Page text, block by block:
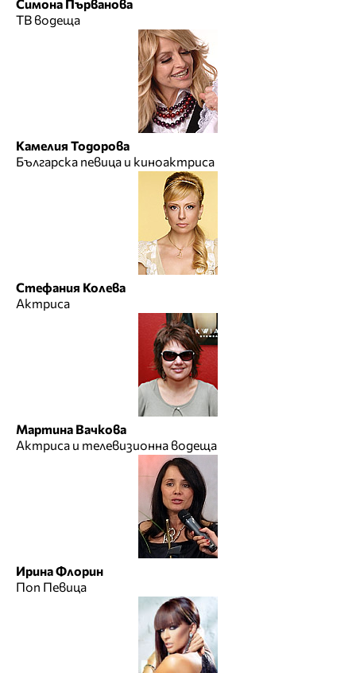
Симона Първанова
ТВ водеща
Камелия Тодорова
Българска певица и киноактриса
Стефания Колева
Актриса
Мартина Вачкова
Актриса и телевизионна водеща
Ирина Флорин
Поп Певица